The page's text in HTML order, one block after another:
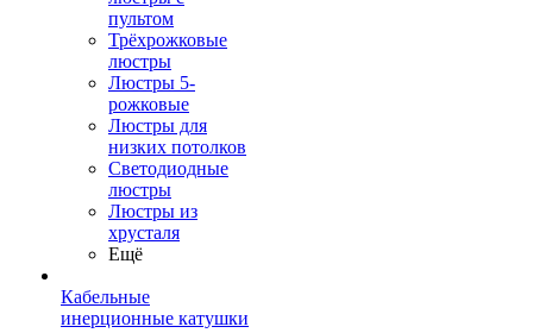
пультом
Трёхрожковые
люстры
Люстры 5-
рожковые
Люстры для
низких потолков
Cветодиодные
люстры
Люстры из
хрусталя
Ещё
Кабельные
инерционные катушки